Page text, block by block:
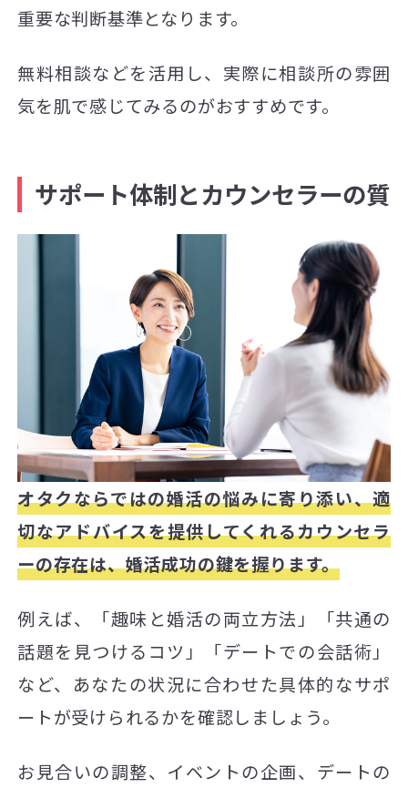
重要な判断基準となります。
無料相談などを活用し、実際に相談所の雰囲
気を肌で感じてみるのがおすすめです。
サポート体制とカウンセラーの質
オタクならではの婚活の悩みに寄り添い、適
切なアドバイスを提供してくれるカウンセラ
ーの存在は、婚活成功の鍵を握ります。
例えば、「趣味と婚活の両立方法」「共通の
話題を見つけるコツ」「デートでの会話術」
など、あなたの状況に合わせた具体的なサポ
ートが受けられるかを確認しましょう。
お見合いの調整、イベントの企画、デートの